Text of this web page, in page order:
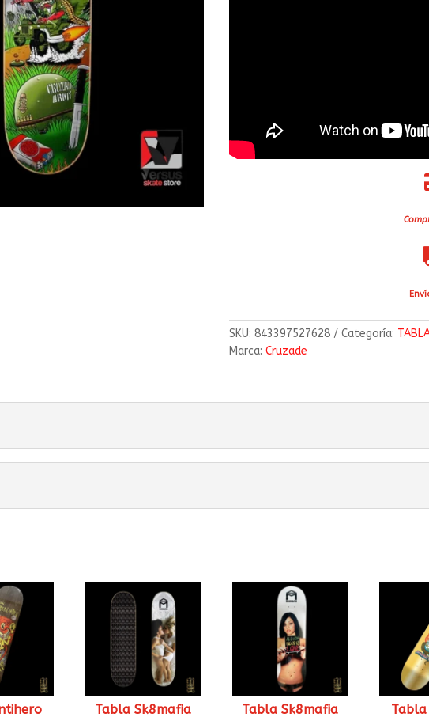
SKU:843397527628 Categoría:
Marca:Cruzade
Tabla Sk8mafia
Tabla Sk8mafia
Tabla